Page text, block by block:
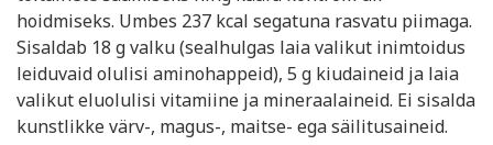
hoidmiseks. Umbes 237 kcal segatuna rasvatu piimaga.
Sisaldab 18 g valku (sealhulgas laia valikut inimtoidus
leiduvaid olulisi aminohappeid), 5 g kiudaineid ja laia
valikut eluolulisi vitamiine ja mineraalaineid. Ei sisalda
kunstlikke värv-, magus-, maitse- ega säilitusaineid.